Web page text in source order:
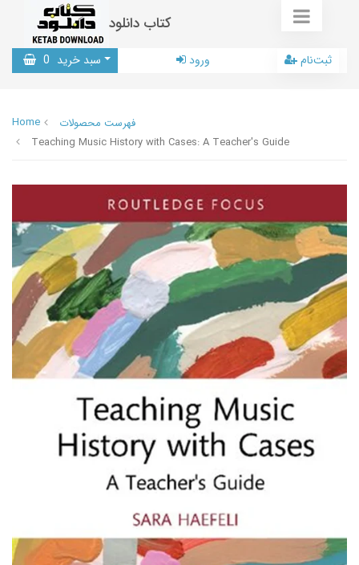
کتاب دانلود
سبد خرید 0 ورود ثبت‌نام
Home
فهرست محصولات
Teaching Music History with Cases: A Teacher's Guide